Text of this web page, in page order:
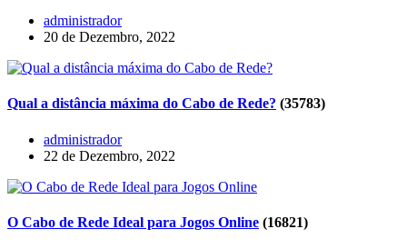
administrador
20 de Dezembro, 2022
Qual a distância máxima do Cabo de Rede? (35783)
administrador
22 de Dezembro, 2022
O Cabo de Rede Ideal para Jogos Online (16821)